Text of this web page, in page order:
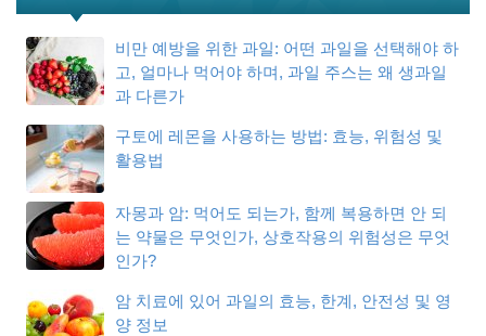
비만 예방을 위한 과일: 어떤 과일을 선택해야 하
고, 얼마나 먹어야 하며, 과일 주스는 왜 생과일
과 다른가
구토에 레몬을 사용하는 방법: 효능, 위험성 및
활용법
자몽과 암: 먹어도 되는가, 함께 복용하면 안 되
는 약물은 무엇인가, 상호작용의 위험성은 무엇
인가?
암 치료에 있어 과일의 효능, 한계, 안전성 및 영
양 정보